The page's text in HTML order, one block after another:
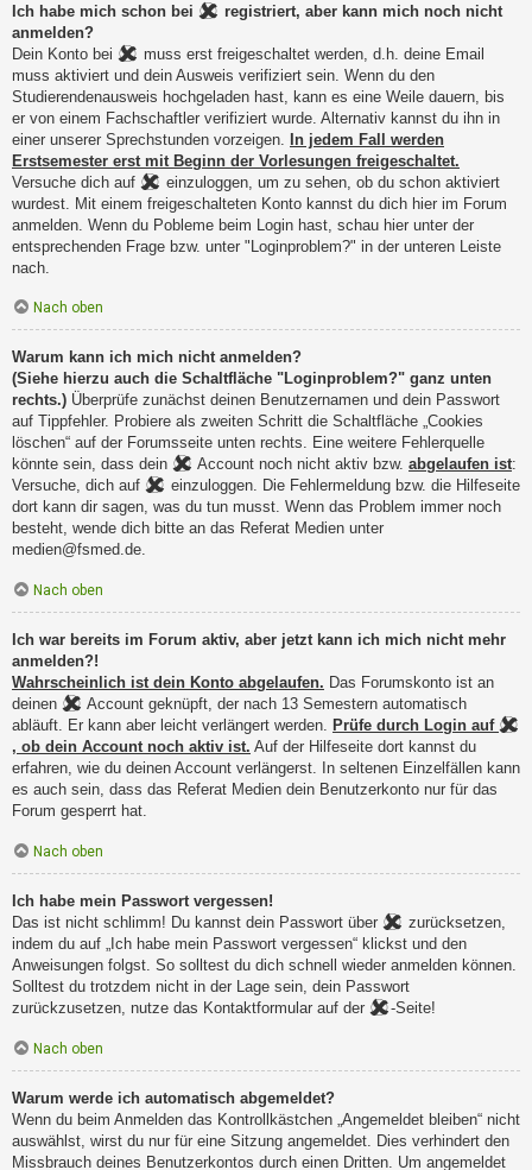
Ich habe mich schon bei
registriert, aber kann mich noch nicht
anmelden?
Dein Konto bei
muss erst freigeschaltet werden, d.h. deine Email
muss aktiviert und dein Ausweis verifiziert sein. Wenn du den
Studierendenausweis hochgeladen hast, kann es eine Weile dauern, bis
er von einem Fachschaftler verifiziert wurde. Alternativ kannst du ihn in
einer unserer Sprechstunden vorzeigen. In jedem Fall werden
Erstsemester erst mit Beginn der Vorlesungen freigeschaltet.
Versuche dich auf
einzuloggen, um zu sehen, ob du schon aktiviert
wurdest. Mit einem freigeschalteten Konto kannst du dich hier im Forum
anmelden. Wenn du Pobleme beim Login hast, schau hier unter der
entsprechenden Frage bzw. unter "Loginproblem?" in der unteren Leiste
nach.
Nach oben
Warum kann ich mich nicht anmelden?
(Siehe hierzu auch die Schaltfläche "Loginproblem?" ganz unten
rechts.) Überprüfe zunächst deinen Benutzernamen und dein Passwort
auf Tippfehler. Probiere als zweiten Schritt die Schaltfläche „Cookies
löschen“ auf der Forumsseite unten rechts. Eine weitere Fehlerquelle
könnte sein, dass dein
Account noch nicht aktiv bzw. abgelaufen ist:
Versuche, dich auf
einzuloggen. Die Fehlermeldung bzw. die Hilfeseite
dort kann dir sagen, was du tun musst. Wenn das Problem immer noch
besteht, wende dich bitte an das Referat Medien unter
medien@fsmed.de.
Nach oben
Ich war bereits im Forum aktiv, aber jetzt kann ich mich nicht mehr
anmelden?!
Wahrscheinlich ist dein Konto abgelaufen. Das Forumskonto ist an
deinen
Account geknüpft, der nach 13 Semestern automatisch
abläuft. Er kann aber leicht verlängert werden. Prüfe durch Login auf
, ob dein Account noch aktiv ist. Auf der Hilfeseite dort kannst du
erfahren, wie du deinen Account verlängerst. In seltenen Einzelfällen kann
es auch sein, dass das Referat Medien dein Benutzerkonto nur für das
Forum gesperrt hat.
Nach oben
Ich habe mein Passwort vergessen!
Das ist nicht schlimm! Du kannst dein Passwort über
zurücksetzen,
indem du auf „Ich habe mein Passwort vergessen“ klickst und den
Anweisungen folgst. So solltest du dich schnell wieder anmelden können.
Solltest du trotzdem nicht in der Lage sein, dein Passwort
zurückzusetzen, nutze das Kontaktformular auf der
-Seite!
Nach oben
Warum werde ich automatisch abgemeldet?
Wenn du beim Anmelden das Kontrollkästchen „Angemeldet bleiben“ nicht
auswählst, wirst du nur für eine Sitzung angemeldet. Dies verhindert den
Missbrauch deines Benutzerkontos durch einen Dritten. Um angemeldet